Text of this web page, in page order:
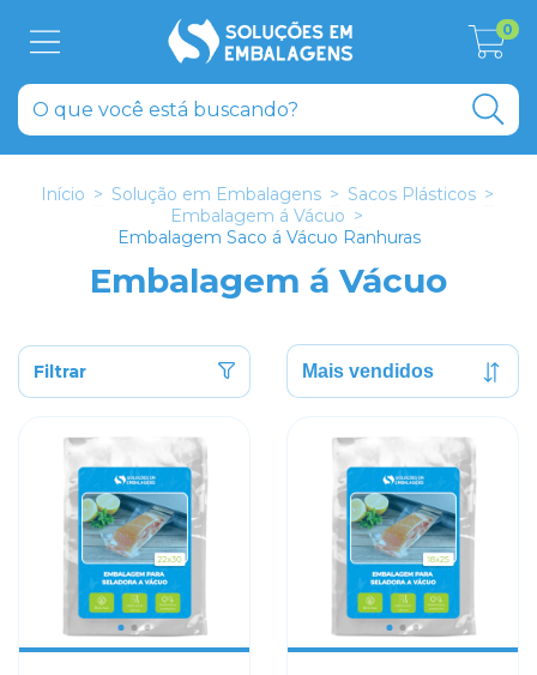
0
Início > Solução em Embalagens > Sacos Plásticos >
Embalagem á Vácuo >
Embalagem Saco á Vácuo Ranhuras
Embalagem á Vácuo
Filtrar